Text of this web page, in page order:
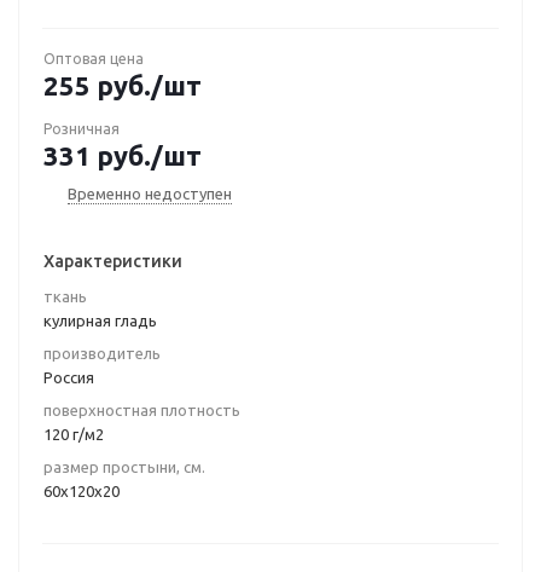
Оптовая цена
255 руб./шт
Розничная
331 руб./шт
Временно недоступен
Характеристики
ткань
кулирная гладь
производитель
Россия
поверхностная плотность
120 г/м2
размер простыни, см.
60х120х20